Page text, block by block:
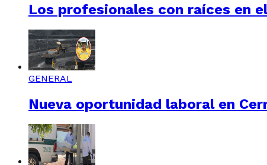
Los profesionales con raíces en
GENERAL
Nueva oportunidad laboral en